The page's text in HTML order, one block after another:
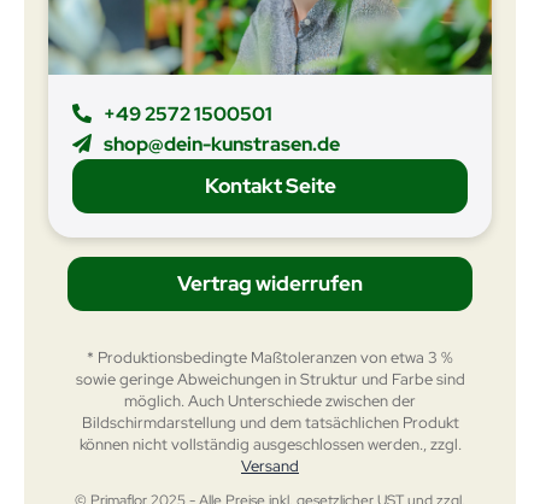
+49 2572 1500501
shop@dein-kunstrasen.de
Kontakt Seite
Vertrag widerrufen
* Produktionsbedingte Maßtoleranzen von etwa 3 %
sowie geringe Abweichungen in Struktur und Farbe sind
möglich. Auch Unterschiede zwischen der
Bildschirmdarstellung und dem tatsächlichen Produkt
können nicht vollständig ausgeschlossen werden., zzgl.
Versand